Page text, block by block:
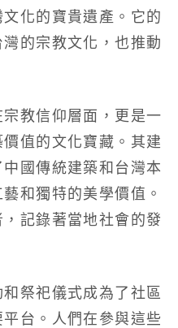
化的寶貴遺產。它的
的宗教文化，也推動
教信仰層面，更是一
值的文化寶藏。其建
國傳統建築和台灣本
和獨特的美學價值。
記錄著當地社會的發
祭祀儀式成為了社區
台。人們在參與這些